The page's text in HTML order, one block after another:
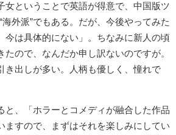
女ということで英語が得意で、中国版ツ
外派”でもある。だが、今後やってみた
今は具体的にない」。ちなみに新人の頃
ので、なんだか申し訳ないのですが。
き出しが多い。人柄も優しく、憧れで
、「ホラーとコメディが融合した作品
すので、まずはそれを楽しみにしてい